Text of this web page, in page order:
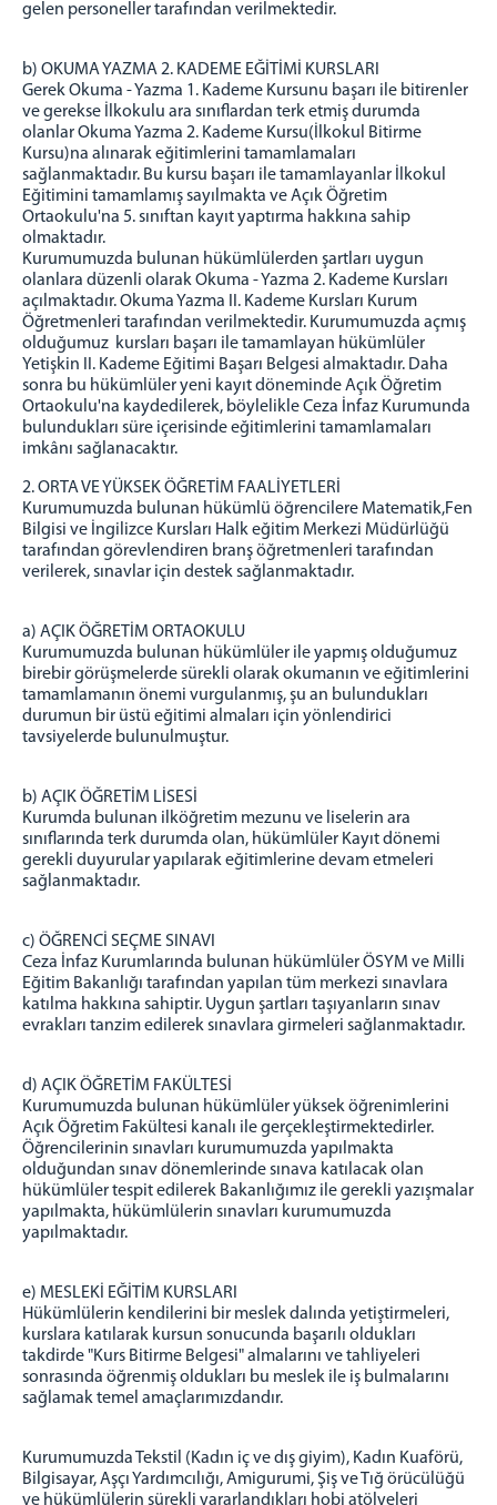
gelen personeller tarafından verilmektedir.
b) OKUMA YAZMA 2. KADEME EĞİTİMİ KURSLARI
Gerek Okuma - Yazma 1. Kademe Kursunu başarı ile bitirenler
ve gerekse İlkokulu ara sınıflardan terk etmiş durumda
olanlar Okuma Yazma 2. Kademe Kursu(İlkokul Bitirme
Kursu)na alınarak eğitimlerini tamamlamaları
sağlanmaktadır. Bu kursu başarı ile tamamlayanlar İlkokul
Eğitimini tamamlamış sayılmakta ve Açık Öğretim
Ortaokulu'na 5. sınıftan kayıt yaptırma hakkına sahip
olmaktadır.
Kurumumuzda bulunan hükümlülerden şartları uygun
olanlara düzenli olarak Okuma - Yazma 2. Kademe Kursları
açılmaktadır. Okuma Yazma II. Kademe Kursları Kurum
Öğretmenleri tarafından verilmektedir. Kurumumuzda açmış
olduğumuz kursları başarı ile tamamlayan hükümlüler
Yetişkin II. Kademe Eğitimi Başarı Belgesi almaktadır. Daha
sonra bu hükümlüler yeni kayıt döneminde Açık Öğretim
Ortaokulu'na kaydedilerek, böylelikle Ceza İnfaz Kurumunda
bulundukları süre içerisinde eğitimlerini tamamlamaları
imkânı sağlanacaktır.
2. ORTA VE YÜKSEK ÖĞRETİM FAALİYETLERİ
Kurumumuzda bulunan hükümlü öğrencilere Matematik,Fen
Bilgisi ve İngilizce Kursları Halk eğitim Merkezi Müdürlüğü
tarafından görevlendiren branş öğretmenleri tarafından
verilerek, sınavlar için destek sağlanmaktadır.
a) AÇIK ÖĞRETİM ORTAOKULU
Kurumumuzda bulunan hükümlüler ile yapmış olduğumuz
birebir görüşmelerde sürekli olarak okumanın ve eğitimlerini
tamamlamanın önemi vurgulanmış, şu an bulundukları
durumun bir üstü eğitimi almaları için yönlendirici
tavsiyelerde bulunulmuştur.
b) AÇIK ÖĞRETİM LİSESİ
Kurumda bulunan ilköğretim mezunu ve liselerin ara
sınıflarında terk durumda olan, hükümlüler Kayıt dönemi
gerekli duyurular yapılarak eğitimlerine devam etmeleri
sağlanmaktadır.
c) ÖĞRENCİ SEÇME SINAVI
Ceza İnfaz Kurumlarında bulunan hükümlüler ÖSYM ve Milli
Eğitim Bakanlığı tarafından yapılan tüm merkezi sınavlara
katılma hakkına sahiptir. Uygun şartları taşıyanların sınav
evrakları tanzim edilerek sınavlara girmeleri sağlanmaktadır.
d) AÇIK ÖĞRETİM FAKÜLTESİ
Kurumumuzda bulunan hükümlüler yüksek öğrenimlerini
Açık Öğretim Fakültesi kanalı ile gerçekleştirmektedirler.
Öğrencilerinin sınavları kurumumuzda yapılmakta
olduğundan sınav dönemlerinde sınava katılacak olan
hükümlüler tespit edilerek Bakanlığımız ile gerekli yazışmalar
yapılmakta, hükümlülerin sınavları kurumumuzda
yapılmaktadır.
e) MESLEKİ EĞİTİM KURSLARI
Hükümlülerin kendilerini bir meslek dalında yetiştirmeleri,
kurslara katılarak kursun sonucunda başarılı oldukları
takdirde "Kurs Bitirme Belgesi" almalarını ve tahliyeleri
sonrasında öğrenmiş oldukları bu meslek ile iş bulmalarını
sağlamak temel amaçlarımızdandır.
Kurumumuzda Tekstil (Kadın iç ve dış giyim), Kadın Kuaförü,
Bilgisayar, Aşçı Yardımcılığı, Amigurumi, Şiş ve Tığ örücülüğü
ve hükümlülerin sürekli yararlandıkları hobi atölyeleri